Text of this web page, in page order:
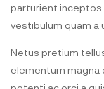
parturient inceptos
vestibulum quam a
Netus pretium
elementum